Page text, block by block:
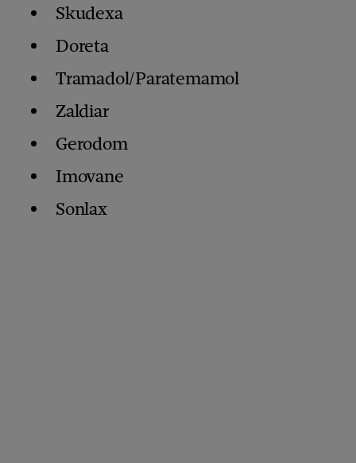
Skudexa
Doreta
Tramadol/Paratemamol
Zaldiar
Gerodom
Imovane
Sonlax